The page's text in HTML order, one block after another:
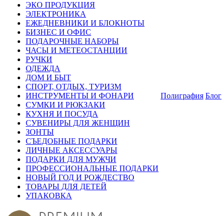
ЭКО ПРОДУКЦИЯ
ЭЛЕКТРОНИКА
ЕЖЕДНЕВНИКИ И БЛОКНОТЫ
БИЗНЕС И ОФИС
ПОДАРОЧНЫЕ НАБОРЫ
ЧАСЫ И МЕТЕОСТАНЦИИ
РУЧКИ
ОДЕЖДА
ДОМ И БЫТ
СПОРТ, ОТДЫХ, ТУРИЗМ
ИНСТРУМЕНТЫ И ФОНАРИ
СУМКИ И РЮКЗАКИ
КУХНЯ И ПОСУДА
СУВЕНИРЫ ДЛЯ ЖЕНЩИН
ЗОНТЫ
СЪЕДОБНЫЕ ПОДАРКИ
ЛИЧНЫЕ АКСЕССУАРЫ
ПОДАРКИ ДЛЯ МУЖЧИ
ПРОФЕССИОНАЛЬНЫЕ ПОДАРКИ
НОВЫЙ ГОД И РОЖДЕСТВО
ТОВАРЫ ДЛЯ ДЕТЕЙ
УПАКОВКА
Полиграфия Блог